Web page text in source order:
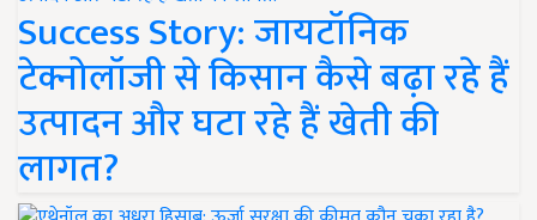
Success Story: जायटॉनिक
टेक्नोलॉजी से किसान कैसे बढ़ा रहे हैं
उत्पादन और घटा रहे हैं खेती की
लागत?